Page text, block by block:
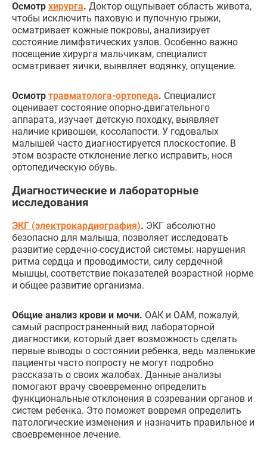
Осмотр хирурга. Доктор ощупывает область живота,
чтобы исключить паховую и пупочную грыжи,
осматривает кожные покровы, анализирует
состояние лимфатических узлов. Особенно важно
посещение хирурга мальчикам, специалист
осматривает яички, выявляет водянку, опущение.
Осмотр травматолога-ортопеда. Специалист
оценивает состояние опорно-двигательного
аппарата, изучает детскую походку, выявляет
наличие кривошеи, косолапости. У годовалых
малышей часто диагностируется плоскостопие. В
этом возрасте отклонение легко исправить, нося
ортопедическую обувь.
Диагностические и лабораторные
исследования
ЭКГ (электрокардиография). ЭКГ абсолютно
безопасно для малыша, позволяет исследовать
развитие сердечно-сосудистой системы: нарушения
ритма сердца и проводимости, силу сердечной
мышцы, соответствие показателей возрастной норме
и общее развитие организма.
Общие анализ крови и мочи. ОАК и ОАМ, пожалуй,
самый распространенный вид лабораторной
диагностики, который дает возможность сделать
первые выводы о состоянии ребенка, ведь маленькие
пациенты часто попросту не могут подробно
рассказать о своих жалобах. Данные анализы
помогают врачу своевременно определить
функциональные отклонения в созревании органов и
систем ребенка. Это поможет вовремя определить
патологические изменения и назначить правильное и
своевременное лечение.